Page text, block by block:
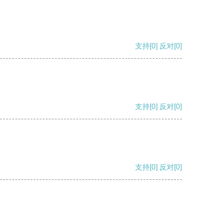
支持[0] 反对[0]
支持[0] 反对[0]
支持[0] 反对[0]